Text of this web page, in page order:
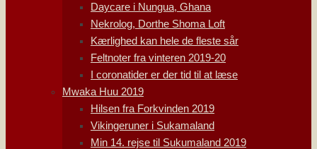
Daycare i Nungua, Ghana
Nekrolog, Dorthe Shoma Loft
Kærlighed kan hele de fleste sår
Feltnoter fra vinteren 2019-20
I coronatider er der tid til at læse
Mwaka Huu 2019
Hilsen fra Forkvinden 2019
Vikingeruner i Sukamaland
Min 14. rejse til Sukumaland 2019